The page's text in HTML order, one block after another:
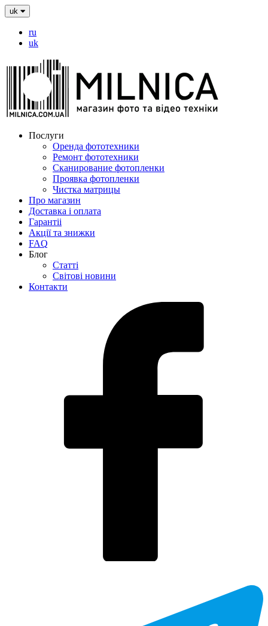
uk
ru
uk
Послуги
Оренда фототехники
Ремонт фототехники
Сканирование фотопленки
Проявка фотопленки
Чистка матрицы
Про магазин
Доставка і оплата
Гарантіі
Акції та знижки
FAQ
Блог
Статті
Світові новини
Контакти